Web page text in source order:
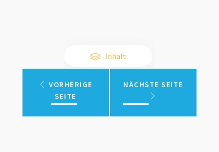
Inhalt
VORHERIGE
SEITE
NÄCHSTE SEITE